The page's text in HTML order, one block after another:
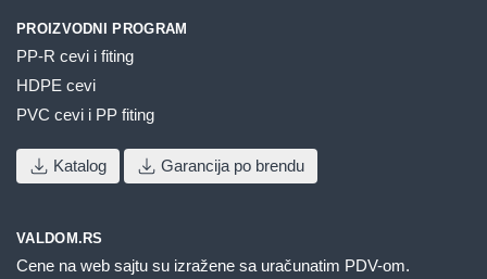
PROIZVODNI PROGRAM
PP-R cevi i fiting
HDPE cevi
PVC cevi i PP fiting
Katalog Garancija po brendu
VALDOM.RS
Cene na web sajtu su izražene sa uračunatim PDV-om.